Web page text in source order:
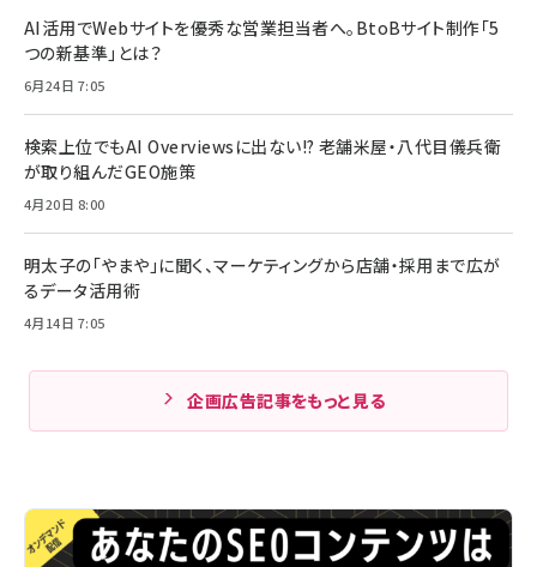
AI活用でWebサイトを優秀な営業担当者へ。BtoBサイト制作「5
つの新基準」とは？
6月24日 7:05
検索上位でもAI Overviewsに出ない!? 老舗米屋・八代目儀兵衛
が取り組んだGEO施策
4月20日 8:00
明太子の「やまや」に聞く、マーケティングから店舗・採用まで広が
るデータ活用術
4月14日 7:05
企画広告記事をもっと見る